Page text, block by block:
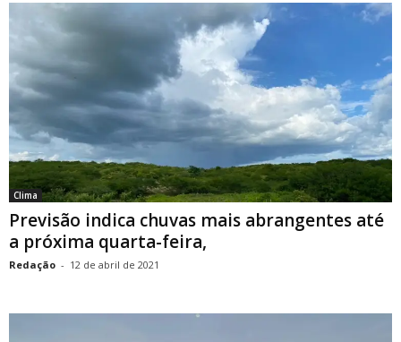
Clima
Previsão indica chuvas mais abrangentes até
a próxima quarta-feira,
Redação - 12 de abril de 2021